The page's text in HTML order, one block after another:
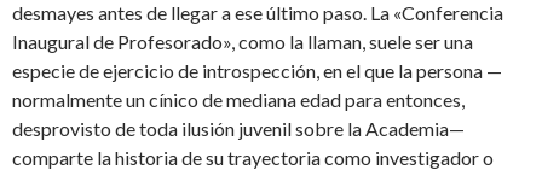
desmayes antes de llegar a ese último paso. La «Conferencia
Inaugural de Profesorado», como la llaman, suele ser una
especie de ejercicio de introspección, en el que la persona —
normalmente un cínico de mediana edad para entonces,
desprovisto de toda ilusión juvenil sobre la Academia—
comparte la historia de su trayectoria como investigador o